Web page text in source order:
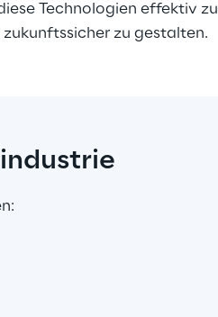
Technologien effektiv zu
zu gestalten.